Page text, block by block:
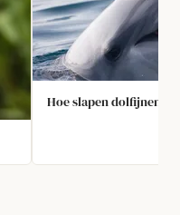
Hoe slapen dolfijnen?